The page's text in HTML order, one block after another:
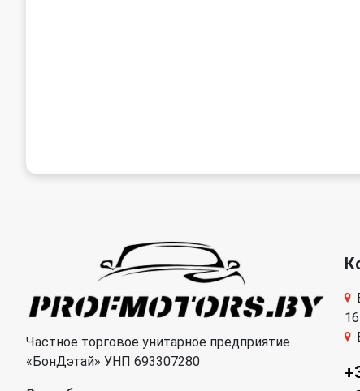
Частное торговое унитарное предприятие
«БонДэтай» УНП 693307280